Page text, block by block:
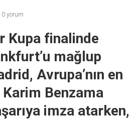
0 yorum
Kupa finalinde
mağlup
Avrupa’nın en
Benzama
imza atarken,